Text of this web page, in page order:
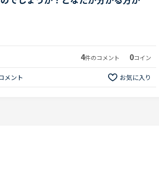
4件のコメント 0コイン
メント お気に入り